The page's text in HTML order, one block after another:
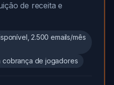
de receita e
2.500 emails/mês
cobrança de jogadores